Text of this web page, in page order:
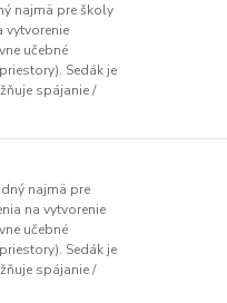
najmä pre školy
vytvorenie
učebné
Sedák je
spájanie /
najmä pre
na vytvorenie
učebné
Sedák je
spájanie /